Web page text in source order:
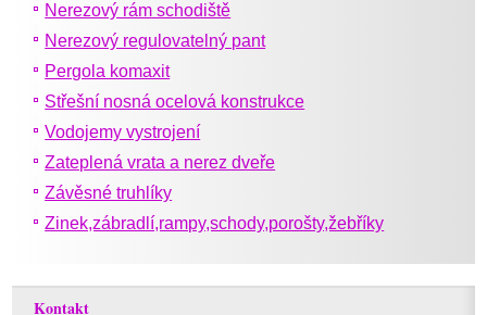
Nerezový rám schodiště
Nerezový regulovatelný pant
Pergola komaxit
Střešní nosná ocelová konstrukce
Vodojemy vystrojení
Zateplená vrata a nerez dveře
Závěsné truhlíky
Zinek,zábradlí,rampy,schody,porošty,žebříky
Kontakt